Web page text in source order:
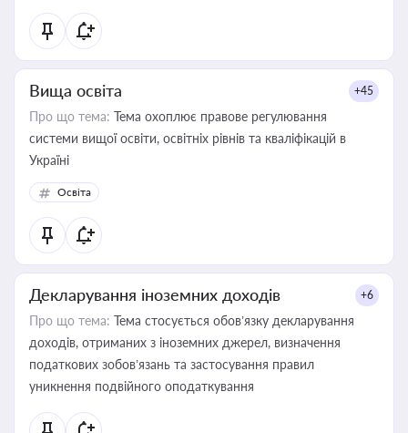
Вища освіта +45
Про що тема: Тема охоплює правове регулювання
системи вищої освіти, освітніх рівнів та кваліфікацій в
Україні
Освіта
Декларування іноземних доходів +6
Про що тема: Тема стосується обов’язку декларування
доходів, отриманих з іноземних джерел, визначення
податкових зобов’язань та застосування правил
уникнення подвійного оподаткування